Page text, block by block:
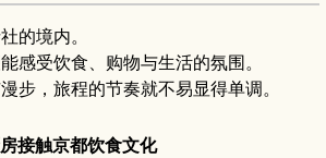
的境内。
感受饮食、购物与生活的氛围。
步，旅程的节奏就不易显得单调。
接触京都饮食文化